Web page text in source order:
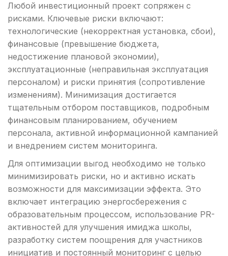
Любой инвестиционный проект сопряжен с
рисками. Ключевые риски включают:
технологические (некорректная установка, сбои),
финансовые (превышение бюджета,
недостижение плановой экономии),
эксплуатационные (неправильная эксплуатация
персоналом) и риски принятия (сопротивление
изменениям). Минимизация достигается
тщательным отбором поставщиков, подробным
финансовым планированием, обучением
персонала, активной информационной кампанией
и внедрением систем мониторинга.
Для оптимизации выгод необходимо не только
минимизировать риски, но и активно искать
возможности для максимизации эффекта. Это
включает интеграцию энергосбережения с
образовательным процессом, использование PR-
активностей для улучшения имиджа школы,
разработку систем поощрения для участников
инициатив и постоянный мониторинг с целью